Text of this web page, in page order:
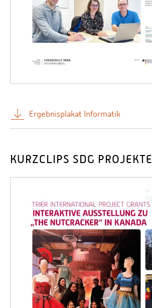
Ergebnisplakat Informatik
KURZCLIPS SDG PROJEKTE